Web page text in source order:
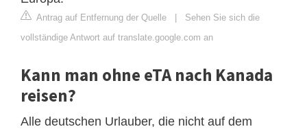
Antrag auf Entfernung der Quelle | Sehen Sie sich die
vollständige Antwort auf translate.google.com an
Kann man ohne eTA nach Kanada
reisen?
Alle deutschen Urlauber, die nicht auf dem